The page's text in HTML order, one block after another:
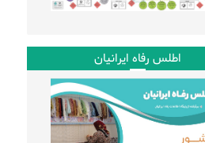
اطلس رفاه ایرانیان